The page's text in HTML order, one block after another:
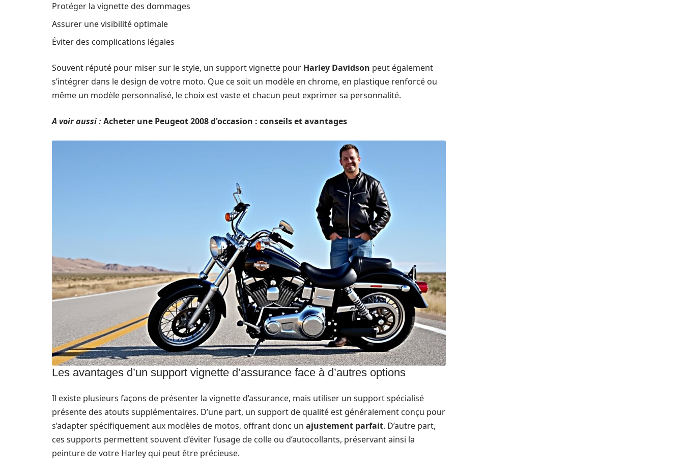
Protéger la vignette des dommages
Assurer une visibilité optimale
Éviter des complications légales
Souvent réputé pour miser sur le style, un support vignette pour Harley Davidson peut également
s’intégrer dans le design de votre moto. Que ce soit un modèle en chrome, en plastique renforcé ou
même un modèle personnalisé, le choix est vaste et chacun peut exprimer sa personnalité.
A voir aussi :Acheter une Peugeot 2008 d'occasion : conseils et avantages
Les avantages d’un support vignette d’assurance face à d’autres options
Il existe plusieurs façons de présenter la vignette d’assurance, mais utiliser un support spécialisé
présente des atouts supplémentaires. D’une part, un support de qualité est généralement conçu pour
s’adapter spécifiquement aux modèles de motos, offrant donc un ajustement parfait. D’autre part,
ces supports permettent souvent d’éviter l’usage de colle ou d’autocollants, préservant ainsi la
peinture de votre Harley qui peut être précieuse.